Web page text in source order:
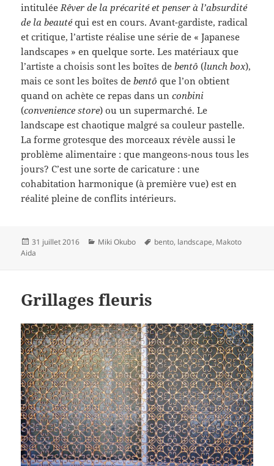
intitulée Rêver de la précarité et penser à l’absurdité
de la beautéqui est en cours. Avant-gardiste, radical
et critique, l’artiste réalise une série de « Japanese
landscapes » en quelque sorte. Les matériaux que
l’artiste a choisis sont les boîtes debentô (lunch box),
mais ce sont les boîtes debentô que l’on obtient
quand on achète ce repas dans unconbini
(convenience store) ou un supermarché. Le
landscape est chaotique malgré sa couleur pastelle.
La forme grotesque des morceaux révèle aussi le
problème alimentaire : que mangeons-nous tous les
jours? C’est une sorte de caricature : une
cohabitation harmonique (à première vue) est en
réalité pleine de conflits intérieurs.
Publié
le
31 juillet 2016 Catégories
Miki Okubo
Mots-
bento, landscape, Makoto
Aida
Grillages fleuris